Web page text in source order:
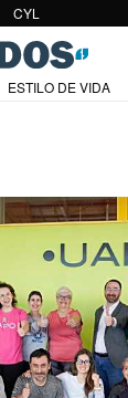
CYL
ESTILO DE VIDA